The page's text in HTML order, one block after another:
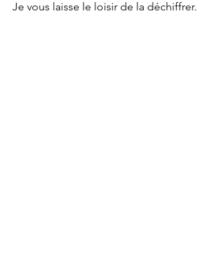
Je vous laisse le loisir de la déchiffrer.